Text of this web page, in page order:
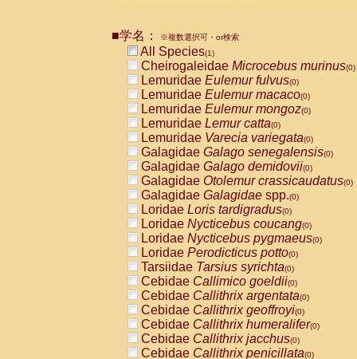
CebidaeCebus nigrivittatus
CebidaeCebus
CebidaeSaimiri boliviensis(0)
CebidaeSaimiri sciureus(0)
AtelidaeAlouatta caraya(0)
AtelidaeAlouatta fusca(0)
AtelidaeAlouatta seniculus
AtelidaeAlouattaspp.(0)
AtelidaeAteles belzebuth(0)
AtelidaeAteles geoffroyi(0)
AtelidaeAteles paniscus(0)
AtelidaeAtelesspp.(0)
Atelidae Lagothrix lagothricha
AtelidaeLagothrix lagothricha cana
PitheciidaeCacajao calvus
PitheciidaeCallicebus cupreus
PitheciidaeCallicebus donacophilus
PitheciidaeCallicebus moloch
PitheciidaeCallicebus torquatus
PitheciidaeCallicebusspp.(0)
PitheciidaeChiropotes satanas(0)
PitheciidaePithecia monachus
PitheciidaePithecia pithecia(0)
■学名： ※複数選択可・or検索
All Species(1)
Cheirogaleidae Microcebus murinus(0)
Lemuridae Eulemur fulvus(0)
Lemuridae Eulemur macaco(0)
Lemuridae Eulemur mongoz(0)
Lemuridae Lemur catta(0)
Lemuridae Varecia variegata(0)
Galagidae Galago senegalensis(0)
Galagidae Galago demidovii(0)
Galagidae Otolemur crassicaudatus(0)
Galagidae Galagidae spp.(0)
Loridae Loris tardigradus(0)
Loridae Nycticebus coucang(0)
Loridae Nycticebus pygmaeus(0)
Loridae Perodicticus potto(0)
Tarsiidae Tarsius syrichta(0)
Cebidae Callimico goeldii(0)
Cebidae Callithrix argentata(0)
Cebidae Callithrix geoffroyi(0)
Cebidae Callithrix humeralifer(0)
Cebidae Callithrix jacchus(0)
Cebidae Callithrix penicillata(0)